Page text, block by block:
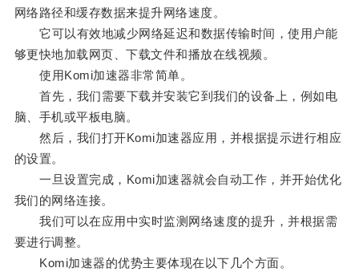
网络路径和缓存数据来提升网络速度。
它可以有效地减少网络延迟和数据传输时间，使用户能
够更快地加载网页、下载文件和播放在线视频。
使用Komi加速器非常简单。
首先，我们需要下载并安装它到我们的设备上，例如电
脑、手机或平板电脑。
然后，我们打开Komi加速器应用，并根据提示进行相应
的设置。
一旦设置完成，Komi加速器就会自动工作，并开始优化
我们的网络连接。
我们可以在应用中实时监测网络速度的提升，并根据需
要进行调整。
Komi加速器的优势主要体现在以下几个方面。